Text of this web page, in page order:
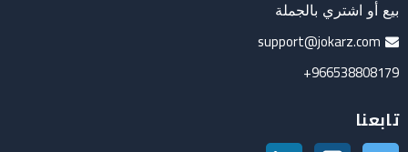
بيع أو اشتري بالجملة
support@jokarz.com
966538808179+
تابعنا